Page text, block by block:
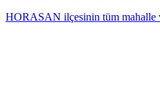
HORASAN ilçesinin tüm